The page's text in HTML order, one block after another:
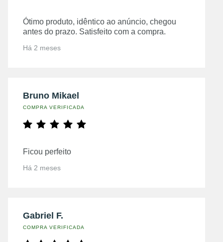
Ótimo produto, idêntico ao anúncio, chegou
antes do prazo. Satisfeito com a compra.
Há 2 meses
Bruno Mikael
COMPRA VERIFICADA
Ficou perfeito
Há 2 meses
Gabriel F.
COMPRA VERIFICADA